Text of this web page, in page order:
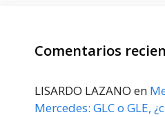
Comentarios
LISARDO LAZANO en
Mercedes: GLC o GLE,